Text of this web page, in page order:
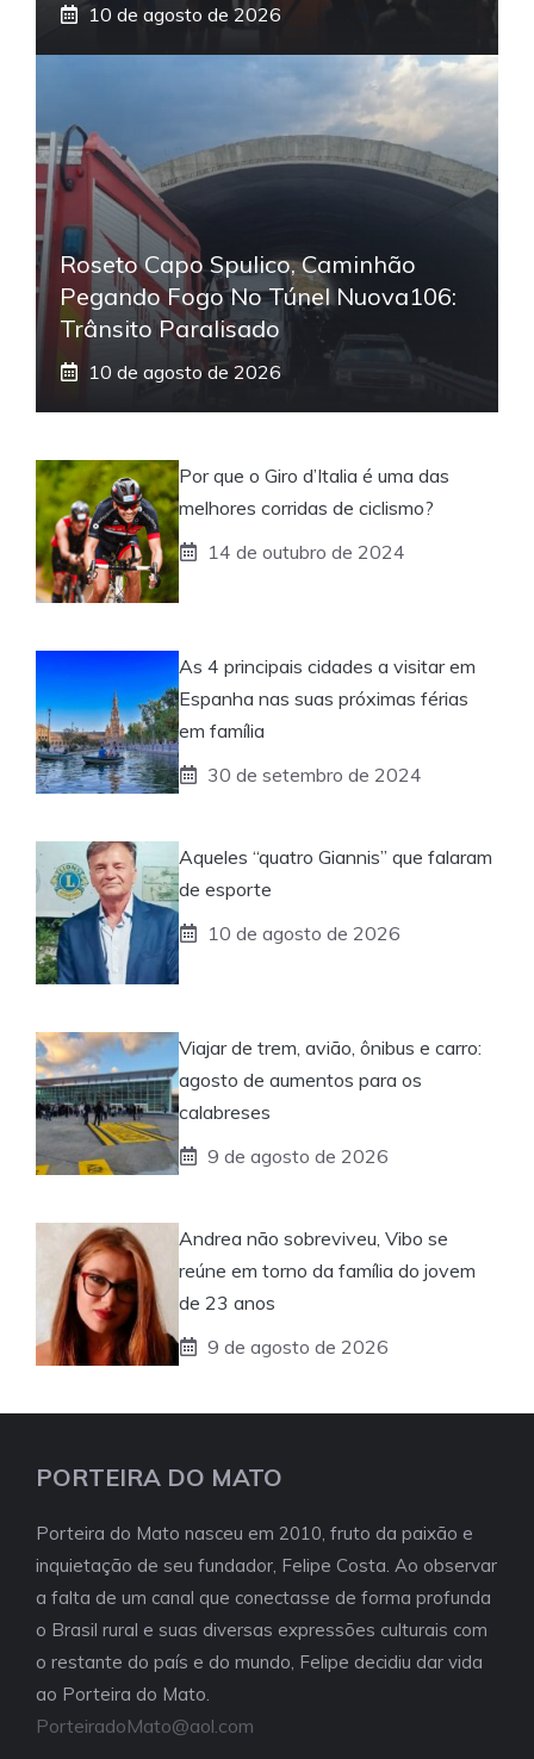
10 de agosto de 2026
Roseto Capo Spulico, Caminhão
Pegando Fogo No Túnel Nuova106:
Trânsito Paralisado
10 de agosto de 2026
Por que o Giro d’Italia é uma das
melhores corridas de ciclismo?
14 de outubro de 2024
As 4 principais cidades a visitar em
Espanha nas suas próximas férias
em família
30 de setembro de 2024
Aqueles “quatro Giannis” que falaram
de esporte
10 de agosto de 2026
Viajar de trem, avião, ônibus e carro:
agosto de aumentos para os
calabreses
9 de agosto de 2026
Andrea não sobreviveu, Vibo se
reúne em torno da família do jovem
de 23 anos
9 de agosto de 2026
PORTEIRA DO MATO
Porteira do Mato nasceu em 2010, fruto da paixão e
inquietação de seu fundador, Felipe Costa. Ao observar
a falta de um canal que conectasse de forma profunda
o Brasil rural e suas diversas expressões culturais com
o restante do país e do mundo, Felipe decidiu dar vida
ao Porteira do Mato.
PorteiradoMato@aol.com